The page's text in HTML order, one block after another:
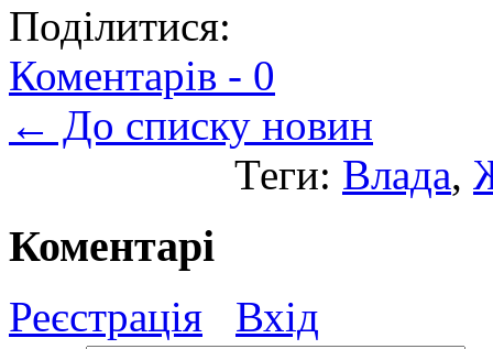
Поділитися:
Коментарів - 0
← До списку новин
Теги: Влада,
Коментарі
Реєстрація Вхід